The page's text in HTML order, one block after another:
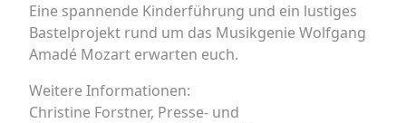
Eine spannende Kinderführung und ein lustiges
Bastelprojekt rund um das Musikgenie Wolfgang
Amadé Mozart erwarten euch.
Weitere Informationen:
Christine Forstner, Presse- und